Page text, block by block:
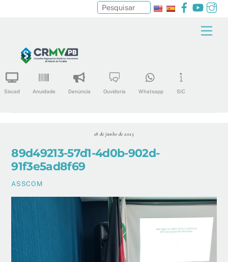
content
Facebook
Siscad Anuidade Denúncia Ouvidoria Whatsapp SIC
Pesquisar
18 de junho de 2025
89d49213-57d1-4d0b-902d-
91f3e5ad8f69
ASSCOM